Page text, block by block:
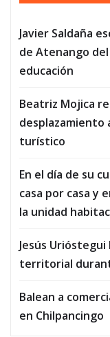
Javier Saldaña
de Atenango
educación
Beatriz Mojica
desplazamiento
turístico
En el día de su
casa por casa y
la unidad
Jesús
territorial
Balean a
en Chilpancingo